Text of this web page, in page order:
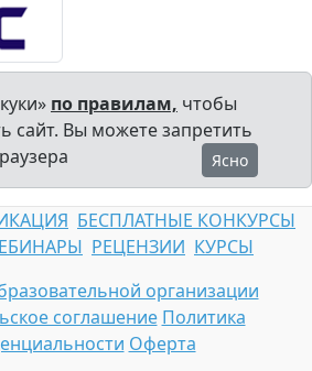
по правилам, чтобы
сайт. Вы можете запретить
Ясно
БЕСПЛАТНЫЕ КОНКУРСЫ
РЕЦЕНЗИИ КУРСЫ
организации
соглашение Политика
Оферта